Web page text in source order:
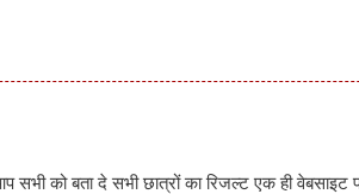
सभी को बता दे सभी छात्रों का रिजल्ट एक ही वेबसाइट